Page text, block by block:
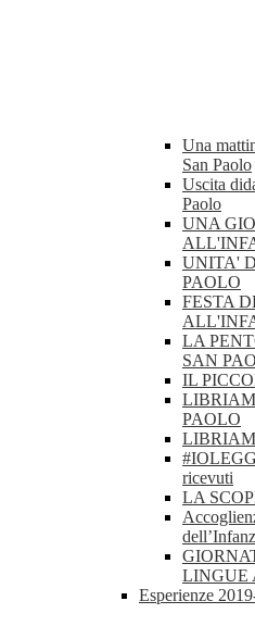
Una
San Paolo
Uscita
Paolo
UNA
UNITA'
PAOLO
FESTA
LA
SAN
IL
PAOLO
ricevuti
LA
LINGUE
Esperienze